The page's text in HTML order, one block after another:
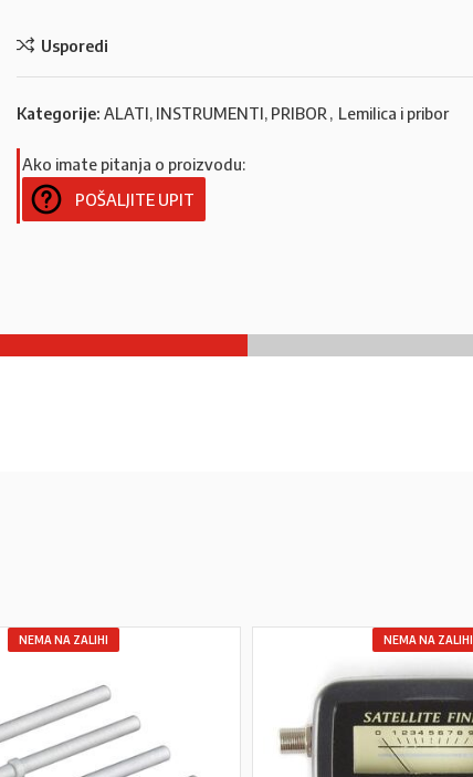
Usporedi
Kategorije: ALATI, INSTRUMENTI, PRIBOR , Lemilica i pribor
Ako imate pitanja o proizvodu:
POŠALJITE UPIT
NEMA NA ZALIHI NEMA NA ZALIHI